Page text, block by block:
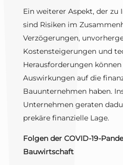
Ein weiterer Aspekt, der zu
sind Risiken im
Verzögerungen,
Kostensteigerungen und
Herausforderungen
Auswirkungen auf die
Bauunternehmen haben.
Unternehmen geraten
prekäre finanzielle Lage.
Folgen der COVID-19-
Bauwirtschaft